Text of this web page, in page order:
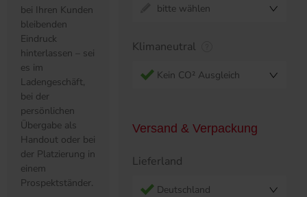
bei Ihren Kunden
bleibenden
Eindruck
hinterlassen – sei
es im
Ladengeschäft,
bei der
persönlichen
Übergabe als
Handout oder bei
der Platzierung in
einem
Prospektständer.
bitte wählen
Klimaneutral
Kein CO² Ausgleich
Versand & Verpackung
Lieferland
Deutschland